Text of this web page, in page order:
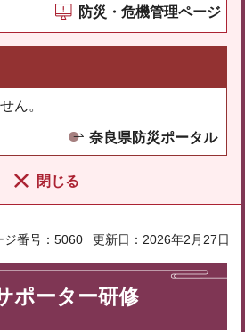
防災・危機管理ページ
ん。
奈良県防災ポータル
閉じる
ジ番号：5060 更新日：2026年2月27日
ポーター研修